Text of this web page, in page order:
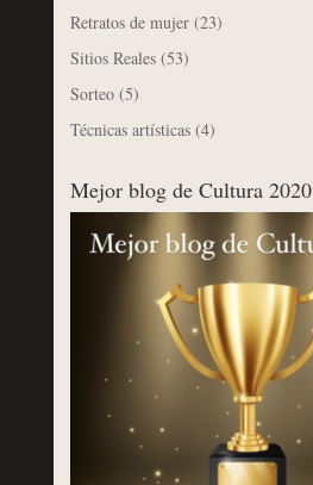
Retratos de mujer(23)
Sitios Reales(53)
Sorteo(5)
Técnicas artísticas(4)
Mejor blog de Cultura 2020